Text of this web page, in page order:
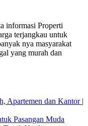
informasi Properti
terjangkau untuk
nya masyarakat
yang murah dan
Apartemen dan Kantor |
Pasangan Muda